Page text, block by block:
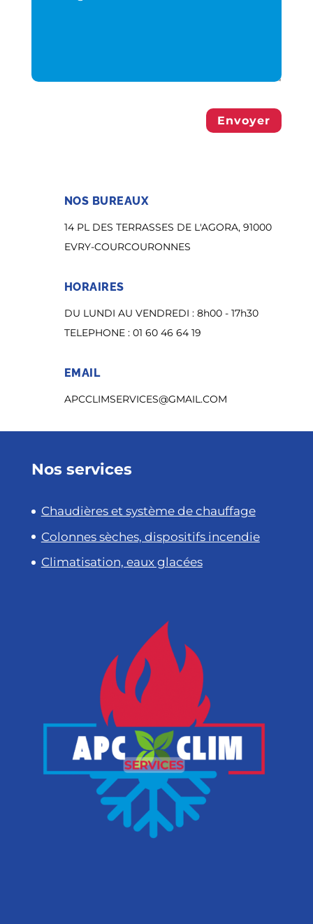
Envoyer
NOS BUREAUX
14 PL DES TERRASSES DE L'AGORA, 91000
EVRY-COURCOURONNES
HORAIRES
DU LUNDI AU VENDREDI : 8h00 - 17h30
TELEPHONE : 01 60 46 64 19
EMAIL
APCCLIMSERVICES@GMAIL.COM
Nos services
Chaudières et système de chauffage
Colonnes sèches, dispositifs incendie
Climatisation, eaux glacées